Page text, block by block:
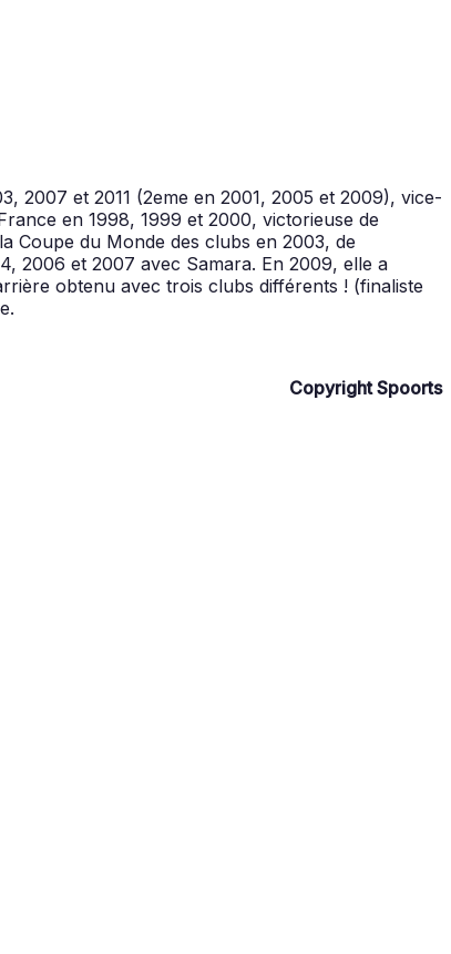
2007 et 2011 (2eme en 2001, 2005 et 2009), vice-
en 1998, 1999 et 2000, victorieuse de
Coupe du Monde des clubs en 2003, de
2006 et 2007 avec Samara. En 2009, elle a
obtenu avec trois clubs différents ! (finaliste
Copyright Spoorts